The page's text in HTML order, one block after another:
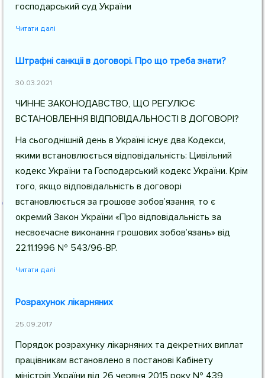
господарський суд України
Читати далі
Штрафні санкціі в договорі. Про що треба знати?
30.03.2021
ЧИННЕ ЗАКОНОДАВСТВО, ЩО РЕГУЛЮЄ
ВСТАНОВЛЕННЯ ВІДПОВІДАЛЬНОСТІ В ДОГОВОРІ?
На сьогоднішній день в Україні існує два Кодекси,
якими встановлюється відповідальність: Цивільний
кодекс України та Господарський кодекс України. Крім
того, якщо відповідальність в договорі
встановлюється за грошове зобов’язання, то є
окремий Закон України «Про відповідальність за
несвоєчасне виконання грошових зобов’язань» від
22.11.1996 № 543/96-ВР.
Читати далі
Розрахунок лікарняних
25.09.2017
Порядок розрахунку лікарняних та декретних виплат
працівникам встановлено в постанові Кабінету
міністрів України від 26 червня 2015 року № 439,